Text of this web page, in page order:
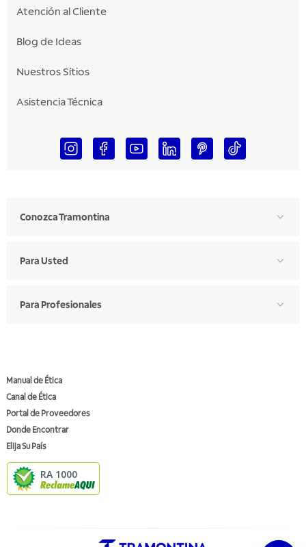
Atención al Cliente
Blog de Ideas
Nuestros Sítios
Asistencia Técnica
Conozca Tramontina
Para Usted
Para Profesionales
Manual de Ética
Canal de Ética
Portal de Proveedores
Donde Encontrar
Elija Su País
RA 1000